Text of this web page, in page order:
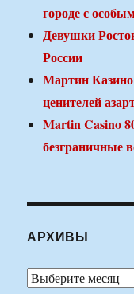
городе с
Девушки
России
Мартин
ценителей
Martin Casino
безграничные
АРХИВЫ
Архивы